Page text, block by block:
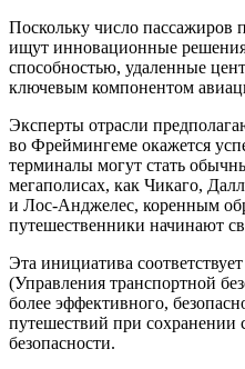
Поскольку число пассажиров
ищут инновационные
способностью, удаленные
ключевым компонентом
Эксперты отрасли
во Фреймингеме окажется
терминалы могут стать
мегаполисах, как Чикаго,
и Лос-Анджелес, коренным
путешественники начинают
Эта инициатива
(Управления транспортной
более эффективного,
путешествий при сохранении
безопасности.